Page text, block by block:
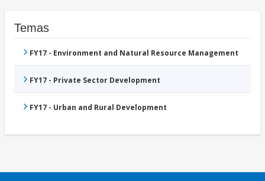
Temas
FY17 - Environment and Natural Resource Management
FY17 - Private Sector Development
FY17 - Urban and Rural Development